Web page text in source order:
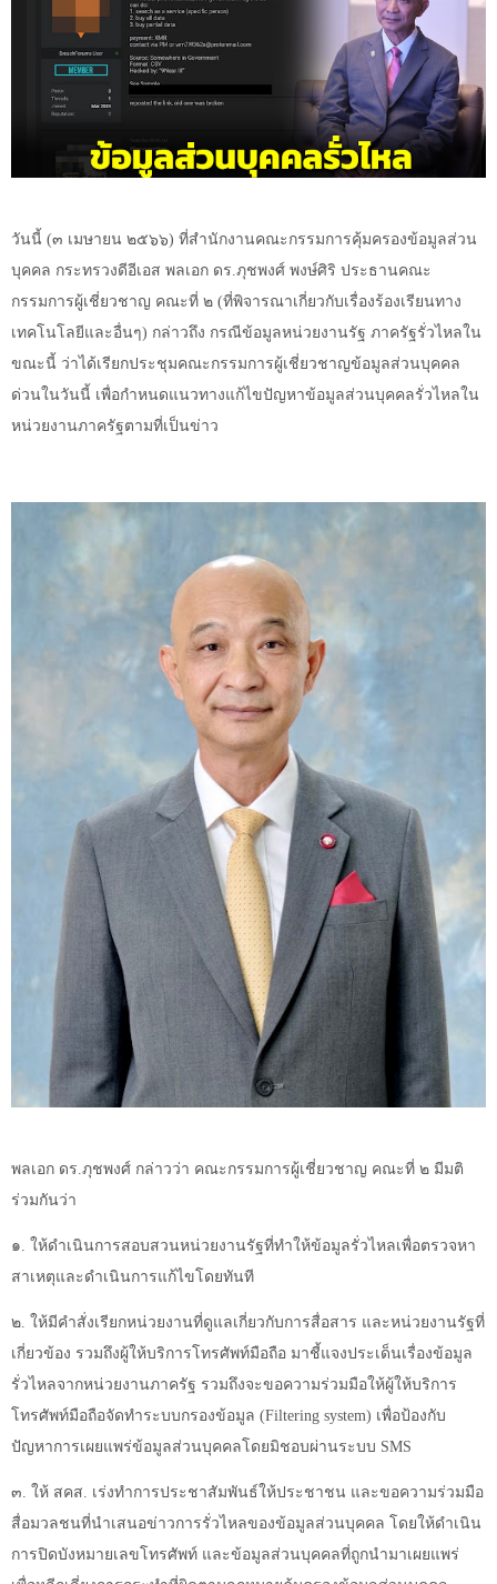
วันนี้ (๓ เมษายน ๒๕๖๖) ที่สำนักงานคณะกรรมการคุ้มครองข้อมูลส่วน
บุคคล กระทรวงดีอีเอส พลเอก ดร.ภุชพงศ์ พงษ์ศิริ ประธานคณะ
กรรมการผู้เชี่ยวชาญ คณะที่ ๒ (ที่พิจารณาเกี่ยวกับเรื่องร้องเรียนทาง
เทคโนโลยีและอื่นๆ) กล่าวถึง กรณีข้อมูลหน่วยงานรัฐ ภาครัฐรั่วไหลใน
ขณะนี้ ว่าได้เรียกประชุมคณะกรรมการผู้เชี่ยวชาญข้อมูลส่วนบุคคล
ด่วนในวันนี้ เพื่อกำหนดแนวทางแก้ไขปัญหาข้อมูลส่วนบุคคลรั่วไหลใน
หน่วยงานภาครัฐตามที่เป็นข่าว
พลเอก ดร.ภุชพงศ์ กล่าวว่า คณะกรรมการผู้เชี่ยวชาญ คณะที่ ๒ มีมติ
ร่วมกันว่า
๑. ให้ดำเนินการสอบสวนหน่วยงานรัฐที่ทำให้ข้อมูลรั่วไหลเพื่อตรวจหา
สาเหตุและดำเนินการแก้ไขโดยทันที
๒. ให้มีคำสั่งเรียกหน่วยงานที่ดูแลเกี่ยวกับการสื่อสาร และหน่วยงานรัฐที่
เกี่ยวข้อง รวมถึงผู้ให้บริการโทรศัพท์มือถือ มาชี้แจงประเด็นเรื่องข้อมูล
รั่วไหลจากหน่วยงานภาครัฐ รวมถึงจะขอความร่วมมือให้ผู้ให้บริการ
โทรศัพท์มือถือจัดทำระบบกรองข้อมูล (Filtering system) เพื่อป้องกับ
ปัญหาการเผยแพร่ข้อมูลส่วนบุคคลโดยมิชอบผ่านระบบ SMS
๓. ให้ สคส. เร่งทำการประชาสัมพันธ์ให้ประชาชน และขอความร่วมมือ
สื่อมวลชนที่นำเสนอข่าวการรั่วไหลของข้อมูลส่วนบุคคล โดยให้ดำเนิน
การปิดบังหมายเลขโทรศัพท์ และข้อมูลส่วนบุคคลที่ถูกนำมาเผยแพร่